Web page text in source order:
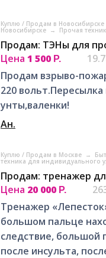
Куплю / Продам в Новосибирске
Новосибирске → Прочая
Продам: ТЭНы для
Цена 1 500 Р.
Продам взрыво-
220
унты,валенки!
Ан.
Куплю / Продам в Москве →
техника для индивидуального
Продам: тренажер
Цена 20 000 Р.
Тренажер
большом пальце
следствие, большой
после инсульта,